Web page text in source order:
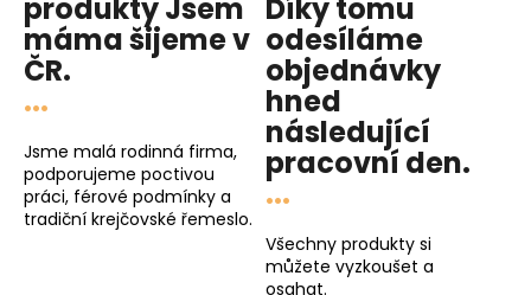
produktyJsem
mámašijeme v
ČR.
...
Jsme malá rodinná firma,
podporujeme poctivou
práci, férové podmínky a
tradiční krejčovské řemeslo.
Díky tomu
odesíláme
objednávky
hned
následující
pracovní den.
...
Všechny produkty si
můžete vyzkoušet a
osahat.